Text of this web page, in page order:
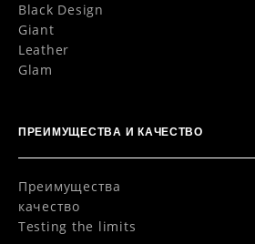
Black Design
Giant
Leather
Glam
ПРЕИМУЩЕСТВА И КАЧЕСТВО
Преимущества
качество
Testing the limits